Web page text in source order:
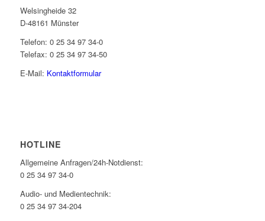
Welsingheide 32
D-48161 Münster
Telefon: 0 25 34 97 34-0
Telefax: 0 25 34 97 34-50
E-Mail: Kontaktformular
HOTLINE
Allgemeine Anfragen/24h-Notdienst:
0 25 34 97 34-0
Audio- und Medientechnik:
0 25 34 97 34-204